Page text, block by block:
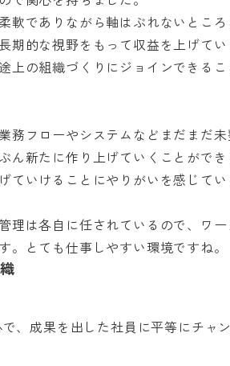
軟でありながら軸はぶれないとこ
期的な視野をもって収益を上げて
上の組織づくりにジョインできる
務フローやシステムなどまだまだ
ん新たに作り上げていくことがで
ていけることにやりがいを感じてい
理は各自に任されているので、ワ
。とても仕事しやすい環境ですね。
、成果を出した社員に平等にチャ